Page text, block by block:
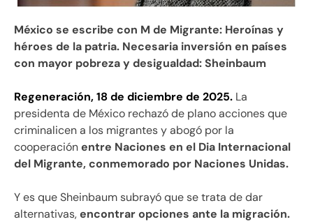
México se escribe con M de Migrante: Heroínas y
héroes de la patria. Necesaria inversión en países
con mayor pobreza y desigualdad: Sheinbaum
Regeneración, 18 de diciembre de 2025. La
presidenta de México rechazó de plano acciones que
criminalicen a los migrantes y abogó por la
cooperaciónentre Naciones en el Dia Internacional
del Migrante, conmemorado por Naciones Unidas.
Y es que Sheinbaum subrayó que se trata de dar
alternativas,encontrar opciones ante la migración.